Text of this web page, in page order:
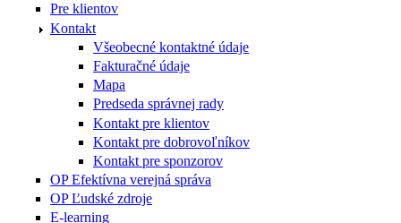
Pre klientov
Kontakt
Všeobecné kontaktné údaje
Fakturačné údaje
Mapa
Predseda správnej rady
Kontakt pre klientov
Kontakt pre dobrovoľníkov
Kontakt pre sponzorov
OP Efektívna verejná správa
OP Ľudské zdroje
E-learning